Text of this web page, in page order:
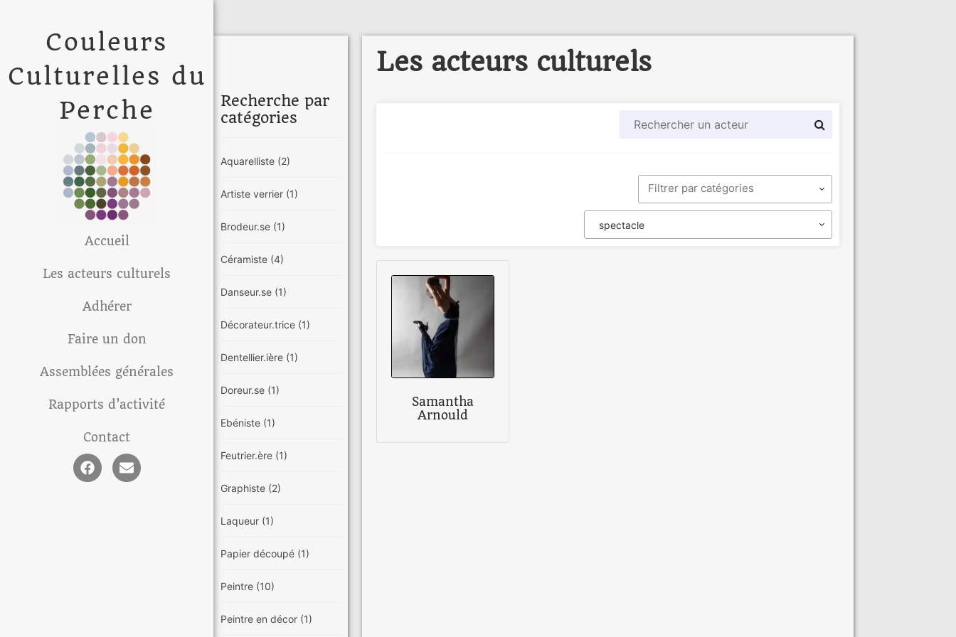
Couleurs
Culturelles du
Perche
Accueil
Les acteurs culturels
Adhérer
Faire un don
Assemblées générales
Rapports d’activité
Contact
Recherche par
catégories
Aquarelliste (2)
Artiste verrier (1)
Brodeur.se (1)
Céramiste (4)
Danseur.se (1)
Décorateur.trice (1)
Dentellier.ière (1)
Doreur.se (1)
Ebéniste (1)
Feutrier.ère (1)
Graphiste (2)
Laqueur (1)
Papier découpé (1)
Peintre (10)
Peintre en décor (1)
Les acteurs culturels
spectacle
Samantha
Arnould